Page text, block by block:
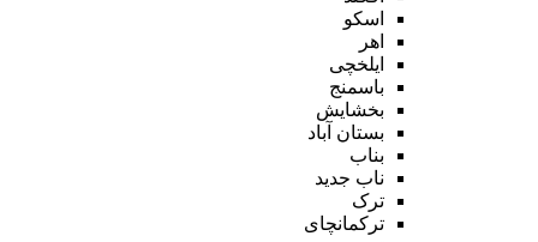
اسکو
اهر
ایلخچی
باسمنج
بخشایش
بستان آباد
بناب
ناب جدید
ترک
ترکمانچای